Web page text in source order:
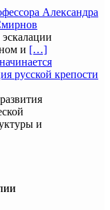
Александра
и […]
русской крепости
и